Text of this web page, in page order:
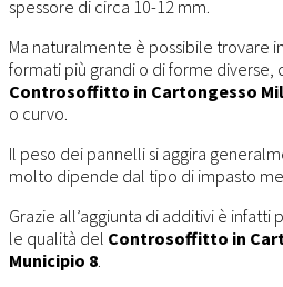
spessore di circa 10-12 mm.
Ma naturalmente è possibile trovare
formati più grandi o di forme diverse,
Controsoffitto in Cartongesso
o curvo.
Il peso dei pannelli si aggira
molto dipende dal tipo di impasto
Grazie all’aggiunta di additivi è infatti
le qualità del Controsoffitto in
Municipio 8